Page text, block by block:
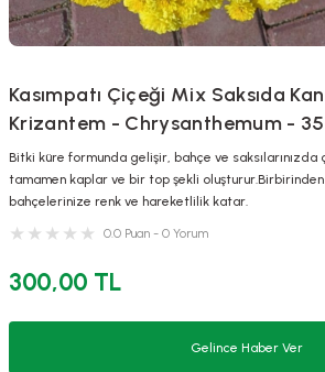
Kasımpatı Çiçeği Mix Saksıda
Krizantem - Chrysanthemum - 35
Bitki küre formunda gelişir, bahçe ve saksılarınızda
tamamen kaplar ve bir top şekli
bahçelerinize renk ve hareketlilik katar.
0.0 Puan - 0 Yorum
300,00 TL
Gelince Haber Ver